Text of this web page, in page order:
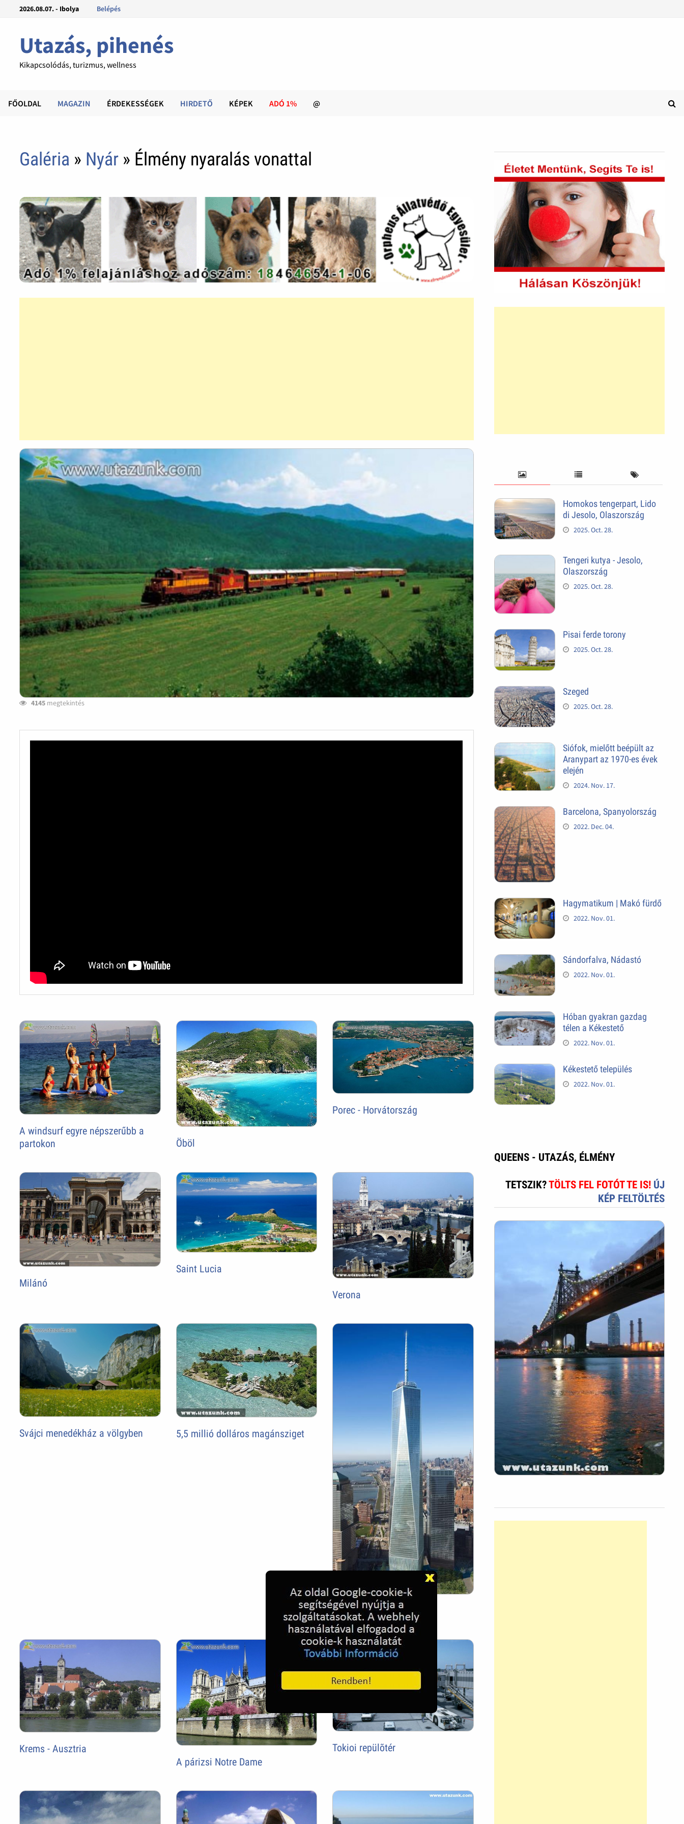
2026.08.07. - Ibolya Belépés
Utazás, pihenés
Kikapcsolódás, turizmus, wellness
FŐOLDAL MAGAZIN ÉRDEKESSÉGEK HIRDETŐ KÉPEK ADÓ 1% @
Galéria » Nyár » Élmény nyaralás vonattal
4145 megtekintés
A windsurf egyre népszerűbb a
partokon
Öböl
Porec - Horvátország
Milánó
Saint Lucia
Verona
Svájci menedékház a völgyben 5,5 millió dolláros magánsziget
Freedom Tower
Krems - Ausztria
A párizsi Notre Dame
Tokioi repülõtér
Homokos tengerpart, Lido
di Jesolo, Olaszország
2025. Oct. 28.
Tengeri kutya - Jesolo,
Olaszország
2025. Oct. 28.
Pisai ferde torony
2025. Oct. 28.
Szeged
2025. Oct. 28.
Siófok, mielőtt beépült az
Aranypart az 1970-es évek
elején
2024. Nov. 17.
Barcelona, Spanyolország
2022. Dec. 04.
Hagymatikum | Makó fürdő
2022. Nov. 01.
Sándorfalva, Nádastó
2022. Nov. 01.
Hóban gyakran gazdag
télen a Kékestető
2022. Nov. 01.
Kékestető település
2022. Nov. 01.
QUEENS - UTAZÁS, ÉLMÉNY
TETSZIK?TÖLTS FEL FOTÓT TE IS! ÚJ
KÉP FELTÖLTÉS